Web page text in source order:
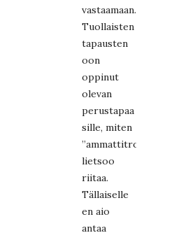
vastaamaan.
Tuollaisten
tapausten
oon
oppinut
olevan
perustapaa
sille, miten
”ammattitrolli”
lietsoo
riitaa.
Tällaiselle
en aio
antaa